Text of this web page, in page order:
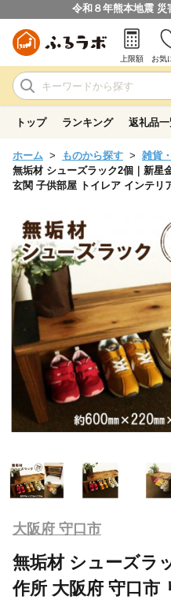
令和８年熊本地震 災
上限額 お気
トップ ランキング 返礼品
ホーム ものから探す 雑貨
無垢材 シューズラック2個｜新星
玄関 子供部屋 トイレア インテリ
大阪府 守口市
無垢材 シューズラ
作所 大阪府 守口市